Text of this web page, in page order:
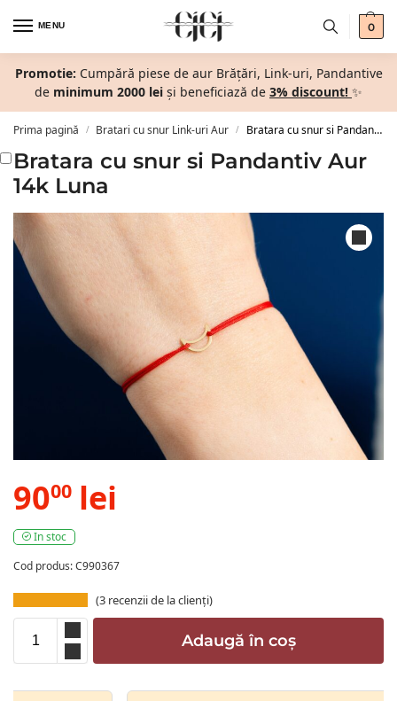
MENU 0
Promotie: Cumpără piese de aur Brățări, Link-uri, Pandantive
de minimum 2000 lei și beneficiază de 3% discount! ✨
Prima pagină / Bratari cu snur Link-uri Aur / Bratara cu snur si Pandantiv Aur 14k Luna
Bratara cu snur si Pandantiv Aur
14k Luna
9000 lei
In stoc
Cod produs: C990367
(3 recenzii de la clienți)
Adaugă în coș